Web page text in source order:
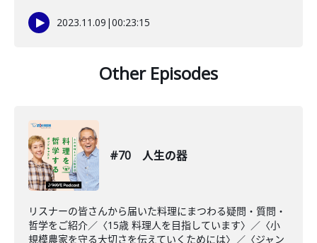
2023.11.09 |00:23:15
Other Episodes
#70 人生の器
リスナーの皆さんから届いた料理にまつわる疑問・質問・
哲学をご紹介／〈15歳 料理人を目指しています〉／〈小
規模農家を守る大切さを伝えていくためには〉／〈ジャン